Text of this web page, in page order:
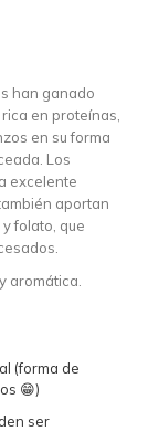
han ganado
en proteínas,
en su forma
Los
excelente
aportan
folato, que
aromática.
(forma de
😁)
ser